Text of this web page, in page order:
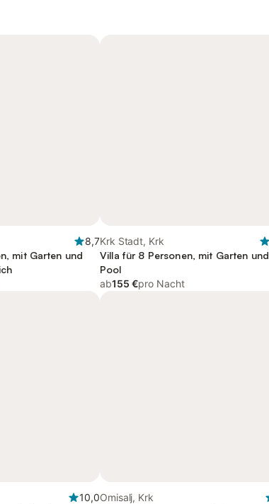
8,7
mit Garten und
Krk Stadt, Krk
Villa für 8 Personen, mit Garten und
Pool
ab155 €pro Nacht
10,0Omisalj, Krk